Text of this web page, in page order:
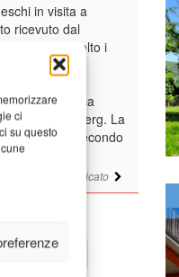
ci
su questo
comunicato
in visita a
ricevuto dal
che ha accolto i
Palazzo
da
città tedesca
Württemberg. La
ed è il secondo
Landkreis...
1.510